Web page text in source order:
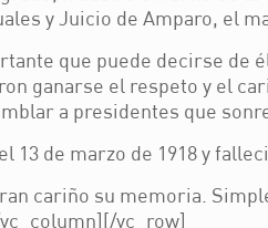
y Juicio de Amparo, el
que puede decirse de
ganarse el respeto y el
a presidentes que
13 de marzo de 1918 y
cariño su memoria.
vc_row]